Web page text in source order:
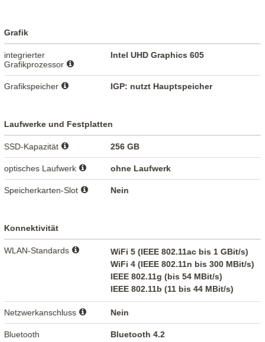
Grafik
integrierter
Grafikprozessor
Intel UHD Graphics 605
Grafikspeicher IGP: nutzt Hauptspeicher
Laufwerke und Festplatten
SSD-Kapazität 256 GB
optisches Laufwerk ohne Laufwerk
Speicherkarten-Slot Nein
Konnektivität
WLAN-Standards
WiFi 5 (IEEE 802.11ac bis 1 GBit/s)
WiFi 4 (IEEE 802.11n bis 300 MBit/s)
IEEE 802.11g (bis 54 MBit/s)
IEEE 802.11b (11 bis 44 MBit/s)
Netzwerkanschluss Nein
Bluetooth Bluetooth 4.2